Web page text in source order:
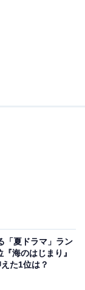
「夏ドラマ」ラン
海のはじまり』
た1位は？